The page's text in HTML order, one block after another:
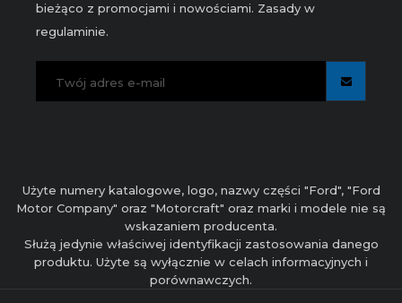
bieżąco z promocjami i nowościami. Zasady w
regulaminie.
Użyte numery katalogowe, logo, nazwy części "Ford", "Ford
Motor Company" oraz "Motorcraft" oraz marki i modele nie są
wskazaniem producenta.
Służą jedynie właściwej identyfikacji zastosowania danego
produktu. Użyte są wyłącznie w celach informacyjnych i
porównawczych.